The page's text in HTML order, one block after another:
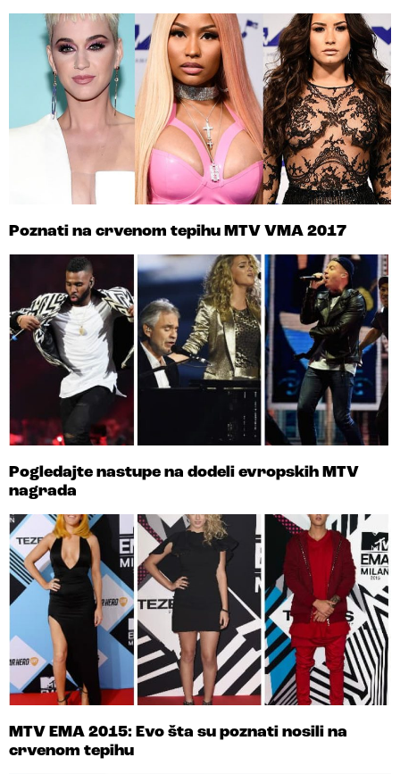
Poznati na crvenom tepihu MTV VMA 2017
Pogledajte nastupe na dodeli evropskih MTV
nagrada
MTV EMA 2015: Evo šta su poznati nosili na
crvenom tepihu